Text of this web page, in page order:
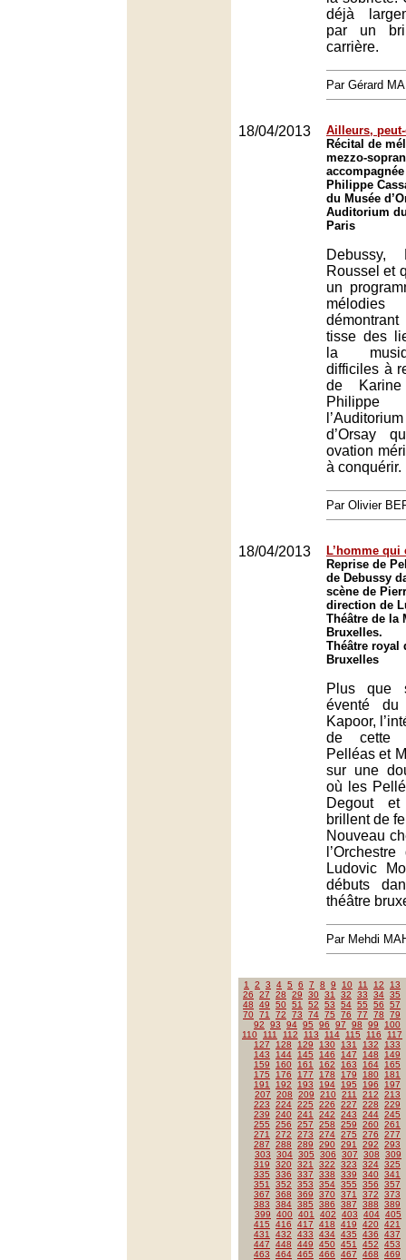
déjà
par un
carrière.
Par Gérard
18/04/2013
Ailleurs,
Récital de
mezzo-
Philippe
du Musée
Auditorium
Paris
Debussy,
Roussel et
un
tisse des
la
difficiles à
de
d’Orsay
ovation
à conquérir.
Par Olivier
18/04/2013
L’homme
Reprise de
de Debussy
scène de
direction de
Théâtre de la
Bruxelles.
Théâtre royal
Bruxelles
Plus que
éventé du
Kapoor,
de cette
Pelléas et
sur une
où les
Degout
brillent de
Nouveau
Ludovic
débuts
théâtre
Par Mehdi
1 2 3 4 5 6 7 8 9 10 11 12
13
26
27 28 29 30 31 32 33 34 35
48
49 50 51 52 53 54 55 56
57
70 71 72 73 74 75 76 77 78
79
92
93 94 95 96 97 98 99
100
110
111 112 113 114 115 116
117
127
128 129 130 131 132
133
143
144 145 146 147 148
149
159
160 161 162 163 164
165
175
176 177 178 179 180
181
191
192 193 194 195 196
197
207
208 209 210 211 212
213
223
224 225 226 227 228
229
239
240 241 242 243 244 245
255
256 257 258 259 260 261
271
272 273 274 275 276
277
287
288 289 290 291 292
293
303
304 305 306 307 308
309
319
320 321 322 323 324 325
335
336 337 338 339 340 341
351
352 353 354 355 356
357
367
368 369 370 371 372
373
383
384 385 386 387 388
389
399
400 401 402 403 404 405
415
416 417 418 419 420 421
431
432 433 434 435 436
437
447
448 449 450 451 452
453
463
464 465 466 467 468 469